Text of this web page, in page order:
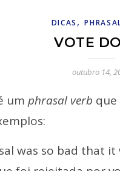
DICAS ,
VOTE
outubro 14,
umphrasal verb
was so bad that it